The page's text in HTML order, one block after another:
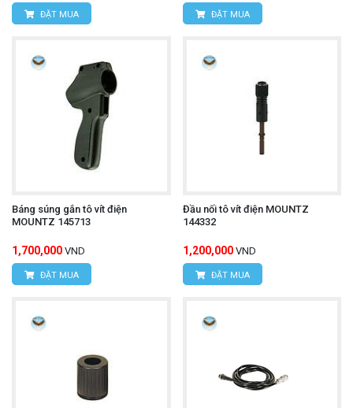
ĐẶT MUA ĐẶT MUA
Báng súng gắn tô vít điện
MOUNTZ 145713
1,700,000 VND
ĐẶT MUA
Đầu nối tô vít điện MOUNTZ
144332
1,200,000 VND
ĐẶT MUA